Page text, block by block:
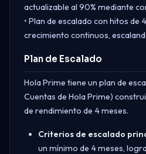
actualizable al 90% mediante
• Plan de escalado con hitos de
crecimiento continuos,
Plan de Escalado
Hola Prime tiene un plan de
Cuentas de Hola Prime)
de rendimiento de 4 meses.
Criterios de escalado
un mínimo de 4 meses,